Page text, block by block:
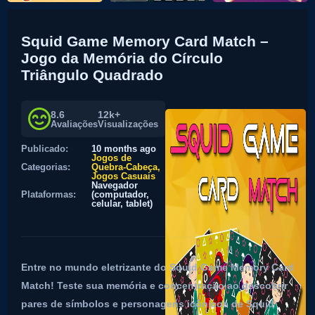
Squid Game Memory Card Match –
Jogo da Memória do Círculo
Triângulo Quadrado
8.6
Avaliações
12k+
Visualizações
Publicado:
10 months ago
Categorias:
Jogos de
Quebra-Cabeça
Jogos Casuais
Plataformas:
Navegador
(computador,
celular, tablet)
Entre no mundo eletrizante do Squid Game Memory Card
Match! Teste sua memória e concentração ao descobrir
pares de símbolos e personagens icônicos de Squid